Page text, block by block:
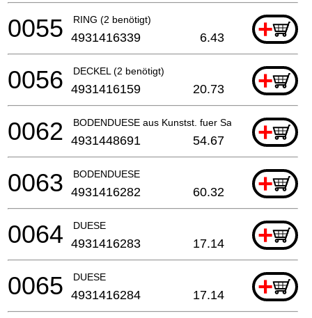
RING (2 benötigt) +
0055 4931416339 6.43
DECKEL (2 benötigt) +
0056 4931416159 20.73
BODENDUESE aus Kunstst. fuer Sauger +
0062 4931448691 54.67
BODENDUESE +
0063 4931416282 60.32
DUESE +
0064 4931416283 17.14
DUESE +
0065 4931416284 17.14